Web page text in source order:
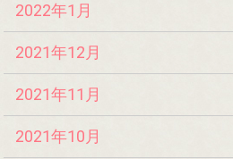
2022年1月
2021年12月
2021年11月
2021年10月